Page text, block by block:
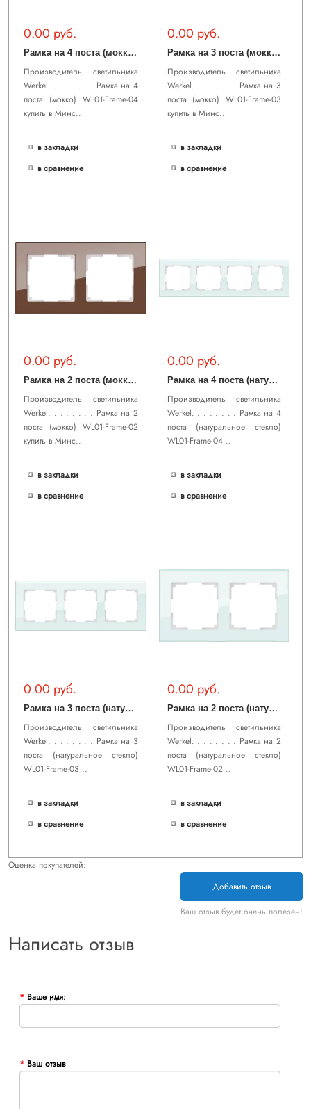
0.00 руб.
Р
амка на 4 поста (мокко) WL01-Frame-04
Производитель светильника
Werkel. . . . . . . . Рамка на 4
поста (мокко) WL01-Frame-04
купить в Минс..
в закладки
в сравнение
0.00 руб.
Р
амка на 3 поста (мокко) WL01-Frame-03
Производитель светильника
Werkel. . . . . . . . Рамка на 3
поста (мокко) WL01-Frame-03
купить в Минс..
в закладки
в сравнение
0.00 руб.
Р
амка на 2 поста (мокко) WL01-Frame-02
Производитель светильника
Werkel. . . . . . . . Рамка на 2
поста (мокко) WL01-Frame-02
купить в Минс..
в закладки
в сравнение
0.00 руб.
Р
амка на 4 поста (натуральное стекло) WL01-Frame-04
Производитель светильника
Werkel. . . . . . . . Рамка на 4
поста (натуральное стекло)
WL01-Frame-04 ..
в закладки
в сравнение
0.00 руб.
Р
амка на 3 поста (натуральное стекло) WL01-Frame-03
Производитель светильника
Werkel. . . . . . . . Рамка на 3
поста (натуральное стекло)
WL01-Frame-03 ..
в закладки
в сравнение
0.00 руб.
Р
амка на 2 поста (натуральное стекло) WL01-Frame-02
Производитель светильника
Werkel. . . . . . . . Рамка на 2
поста (натуральное стекло)
WL01-Frame-02 ..
в закладки
в сравнение
Оценка покупателей:
Добавить отзыв
Ваш отзыв будет очень полезен!
Написать отзыв
Ваше имя:
Ваш отзыв